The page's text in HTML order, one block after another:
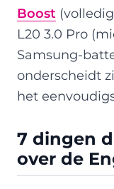
Boost
L20 3.0 Pro
Samsung-
onderscheidt
het
7 dingen
over de